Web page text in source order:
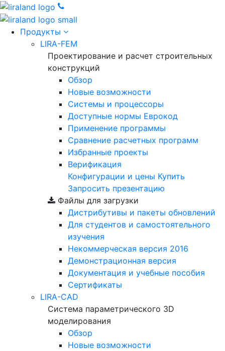
Продукты
LIRA-FEM
Проектирование и расчет строительных
конструкций
Обзор
Новые возможности
Cистемы и процессоры
Доступные нормы Еврокод
Применение программы
Сравнение расчетных программ
Избранные проекты
Верификация
Конфигурации и цены Купить
Запросить презентацию
Файлы для загрузки
Дистрибутивы и пакеты обновлений
Для студентов и самостоятельного
изучения
Некоммерческая версия 2016
Демонстрационная версия
Документация и учебные пособия
Сертификаты
LIRA-CAD
Система параметрического 3D
моделирования
Обзор
Новые возможности